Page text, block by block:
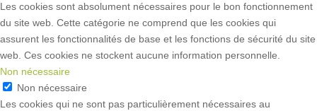
Les cookies sont absolument nécessaires pour le bon fonctionnement
du site web. Cette catégorie ne comprend que les cookies qui
assurent les fonctionnalités de base et les fonctions de sécurité du site
web. Ces cookies ne stockent aucune information personnelle.
Non nécessaire
Non nécessaire
Les cookies qui ne sont pas particulièrement nécessaires au